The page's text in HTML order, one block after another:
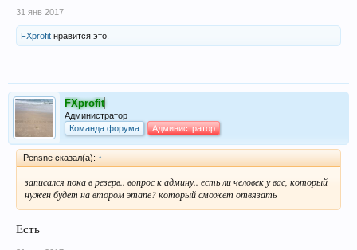
31 янв 2017
FXprofit нравится это.
FXprofit
Администратор
Команда форума
Администратор
Pensne сказал(а): ↑
записался пока в резерв.. вопрос к админу.. есть ли человек у вас, который
нужен будет на втором этапе? который сможет отвязать
Есть